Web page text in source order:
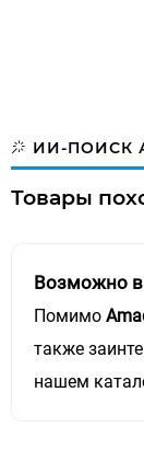
ИИ-ПОИСК
Товары
Возможно
Помимо
также
нашем